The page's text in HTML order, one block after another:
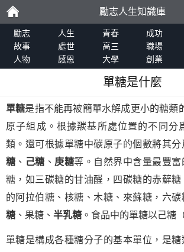
勵
志
勵志人生知識庫
勵志 人生 青春 成功
故事
處世 高三 職場
人物
感恩 大學 創業
單糖是什麼
單糖是指不能再被簡單水解成更小的糖類
原子組成。根據羰基所處位置的不同分
類。還可根據單糖中碳原子的個數將其分
糖 、 己糖 、 庚糖等。自然界中含量最豐
糖，如三碳糖的甘油醛，四碳糖的赤蘚
的阿拉伯糖、核糖、木糖、來蘇糖，六碳
糖 、果糖、 半乳糖 。食品中的單糖以己糖
單糖是構成各種糖分子的基本單位，是